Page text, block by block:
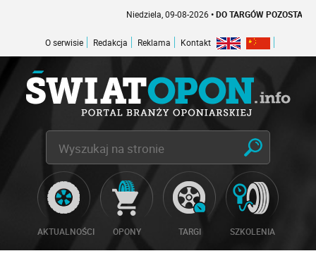
Niedziela, 09-08-2026• DO TARGÓW POZOSTAŁO -1
O serwisie Redakcja Reklama Kontakt
AKTUALNOŚCI OPONY TARGI SZKOLENIA